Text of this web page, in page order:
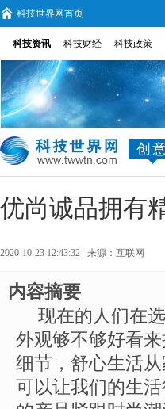
科技世界网首页
科技资讯 科技财经 科技政策
创
优尚诚品拥有
2020-10-23 12:43:32 来源： 互联网
内容摘要
现在的人们在
外观够不够好看
细节，舒心生活
可以让我们的生